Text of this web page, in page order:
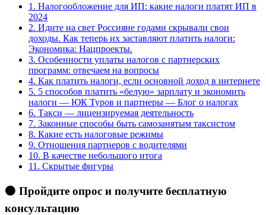
1. Налогообложение для ИП: какие налоги платят ИП в
2024
2. Идите на свет Россияне годами скрывали свои
доходы. Как теперь их заставляют платить налоги:
Экономика: Нацпроекты.
3. Особенности уплаты налогов с партнерских
программ: отвечаем на вопросы
4. Как платить налоги, если основной доход в интернете
5. 5 способов платить «белую» зарплату и экономить
налоги — ЮК Туров и партнеры — Блог о налогах
6. Такси — лицензируемая деятельность
7. Законные способы быть самозанятым таксистом
8. Какие есть налоговые режимы
9. Отношения партнеров с водителями
10. В качестве небольшого итога
11. Скрытые фигуры
🟠 Пройдите опрос и получите бесплатную
консультацию